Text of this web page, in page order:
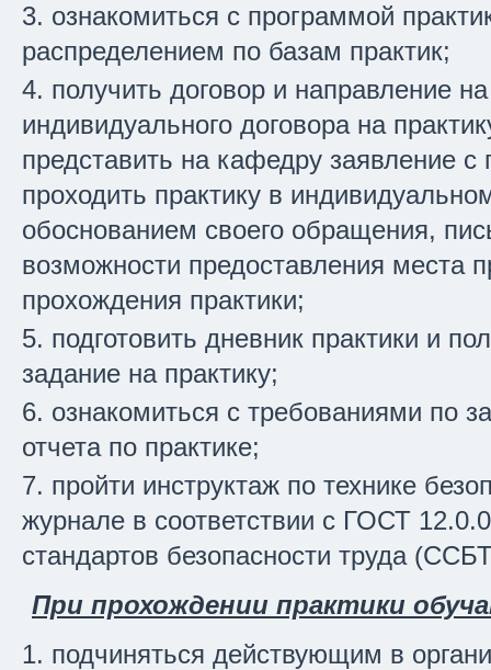
ознакомиться с программой
распределением по базам практик;
получить договор и направление
индивидуального договора на
представить на кафедру заявление с
проходить практику в
обоснованием своего обращения,
возможности предоставления места
прохождения практики;
подготовить дневник практики и
задание на практику;
ознакомиться с требованиями по
отчета по практике;
пройти инструктаж по технике
журнале в соответствии с ГОСТ
стандартов безопасности труда
При прохождении практики
подчиняться действующим в